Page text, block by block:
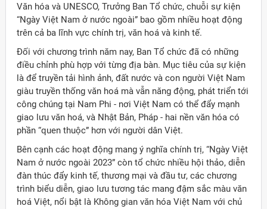
Việt Nam ở nước ngoài
Văn hóa và UNESCO, Trưởng Ban Tổ chức, chuỗi sự kiện
“Ngày Việt Nam ở nước ngoài” bao gồm nhiều hoạt động
trên cả ba lĩnh vực chính trị, văn hoá và kinh tế.
Đối với chương trình năm nay, Ban Tổ chức đã có những
điều chỉnh phù hợp với từng địa bàn. Mục tiêu của sự kiện
là để truyền tải hình ảnh, đất nước và con người Việt Nam
giàu truyền thống văn hoá mà vẫn năng động, phát triển tới
công chúng tại Nam Phi - nơi Việt Nam có thể đẩy mạnh
giao lưu văn hoá, và Nhật Bản, Pháp - hai nền văn hóa có
phần “quen thuộc” hơn với người dân Việt.
Bên cạnh các hoạt động mang ý nghĩa chính trị, “Ngày Việt
Nam ở nước ngoài 2023” còn tổ chức nhiều hội thảo, diễn
đàn thúc đẩy kinh tế, thương mại và đầu tư, các chương
trình biểu diễn, giao lưu tương tác mang đậm sắc màu văn
hoá Việt, nổi bật là Không gian văn hóa Việt Nam với chủ